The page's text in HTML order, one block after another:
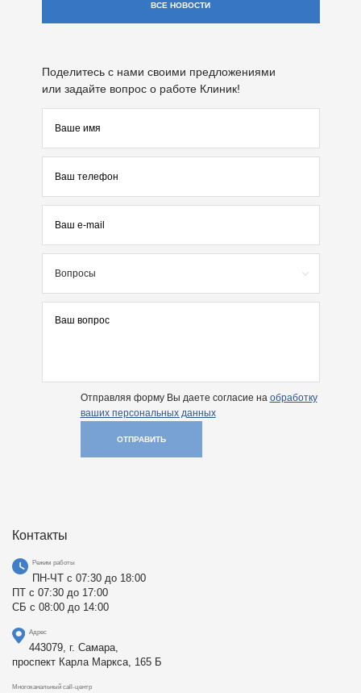
ВСЕ НОВОСТИ
Поделитесь с нами своими предложениями
или задайте вопрос о работе Клиник!
Вопросы
Отправляя форму Вы даете согласие на обработку
ваших персональных данных
ОТПРАВИТЬ
Контакты
Режим работы
ПН-ЧТ с 07:30 до 18:00
ПТ с 07:30 до 17:00
СБ с 08:00 до 14:00
Адрес
443079, г. Самара,
проспект Карла Маркса, 165 Б
Многоканальный call-центр